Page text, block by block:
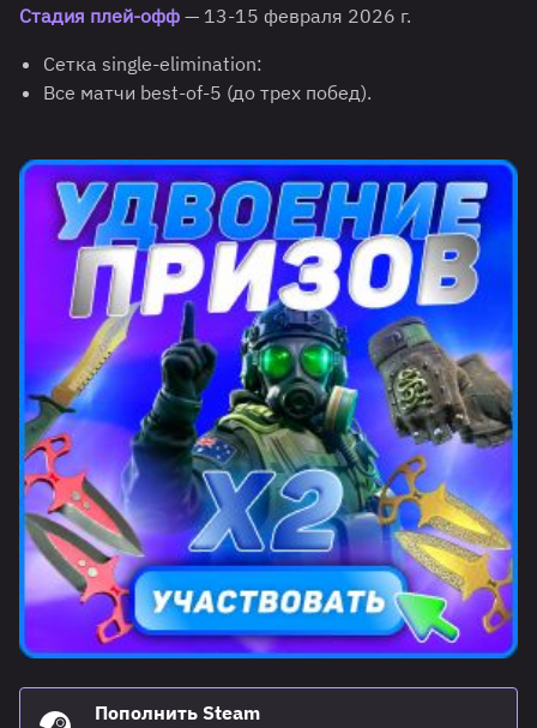
Стадия плей-офф — 13-15 февраля 2026 г.
Сетка single-elimination:
Все матчи best-of-5 (до трех побед).
Пополнить Steam